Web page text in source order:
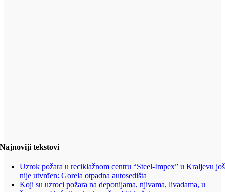
Najnoviji tekstovi
Uzrok požara u reciklažnom centru “Steel-Impex” u Kraljevu još
nije utvrđen: Gorela otpadna autosedišta
Koji su uzroci požara na deponijama, njivama, livadama, u